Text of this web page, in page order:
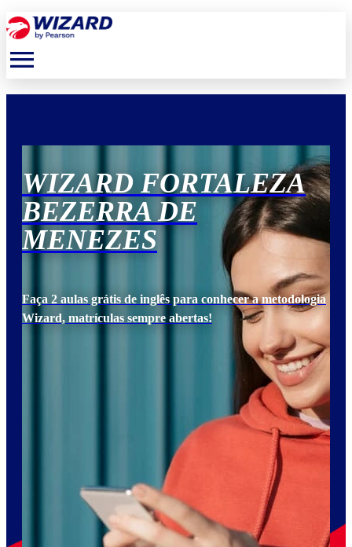
menu
WIZARD FORTALEZA
BEZERRA DE
MENEZES
Faça 2 aulas grátis de inglês para conhecer a metodologia
Wizard, matrículas sempre abertas!